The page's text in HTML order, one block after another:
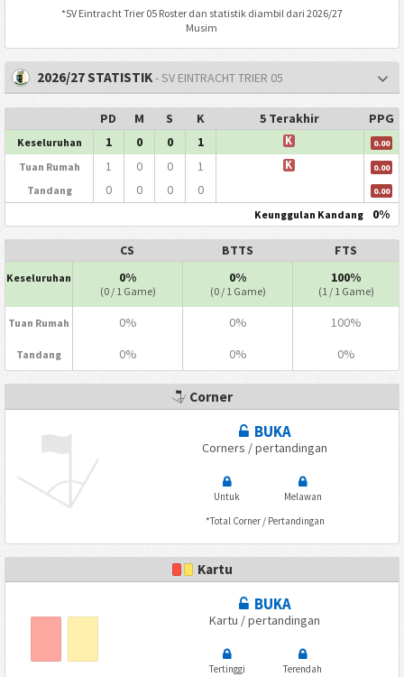
*SV Eintracht Trier 05Roster dan statistik diambil dari 2026/27
Musim
2026/27 STATISTIK- SV EINTRACHT TRIER 05
PD M S K 5 Terakhir PPG
Keseluruhan 1 0 0 1 K 0.00
Tuan Rumah 1 0 0 1 K 0.00
Tandang 0 0 0 0 0.00
Keunggulan Kandang 0%
CS BTTS FTS
Keseluruhan 0%
(0 / 1 Game)
0%
(0 / 1 Game)
100%
(1 / 1 Game)
Tuan Rumah 0% 0% 100%
Tandang 0% 0% 0%
Corner
BUKA
Corners / pertandingan
Untuk
Melawan
*Total Corner / Pertandingan
Kartu
BUKA
Kartu / pertandingan
Tertinggi
Terendah